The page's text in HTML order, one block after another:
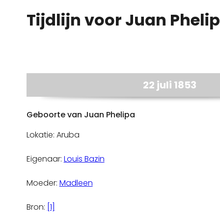
Tijdlijn voor Juan
22 juli 1853
Geboorte van Juan Phelipa
Lokatie: Aruba
Eigenaar: Louis Bazin
Moeder: Madleen
Bron: [1]